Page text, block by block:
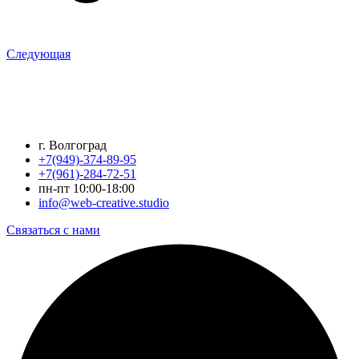
Следующая
г. Волгоград
+7(949)-374-89-95
+7(961)-284-72-51
пн-пт 10:00-18:00
info@web-creative.studio
Связаться с нами